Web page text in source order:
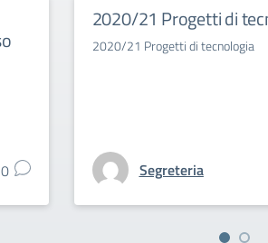
0
2020/21 Progetti di
2020/21 Progetti di tecnologia
Segreteria